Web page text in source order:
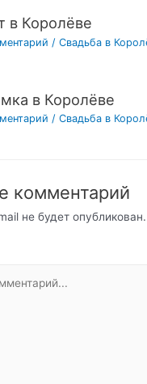
в Королёве
/ Свадьба в
в Королёве
/ Свадьба в
комментарий
не будет опубликован.